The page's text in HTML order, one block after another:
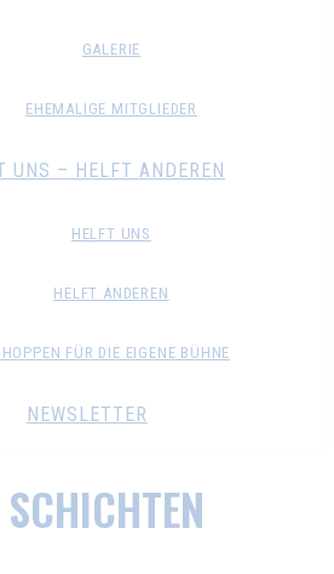
GALERIE
EHEMALIGE MITGLIEDER
UNS – HELFT ANDEREN
HELFT UNS
HELFT ANDEREN
FÜR DIE EIGENE BÜHNE
NEWSLETTER